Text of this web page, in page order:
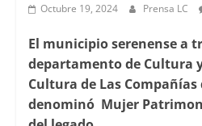
Octubre 19, 2024 Prensa LC
El municipio serenense a
departamento de Cultura
Cultura de Las
denominó Mujer